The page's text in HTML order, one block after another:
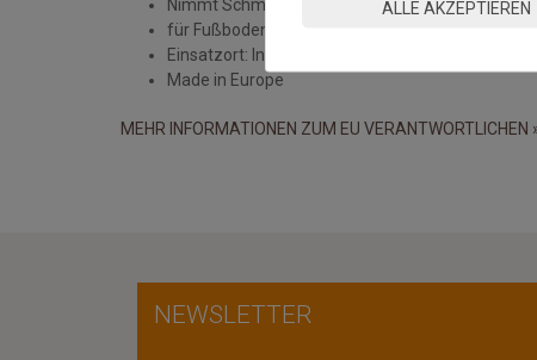
Nimmt Schmutz und Nässe auf
für Fußbodenheizung geeignet
Einsatzort: Innenbereich
Made in Europe
MEHR INFORMATIONEN ZUM EU VERANTWORTLICHEN
NEWSLETTER
ALLE AKZEPTIEREN